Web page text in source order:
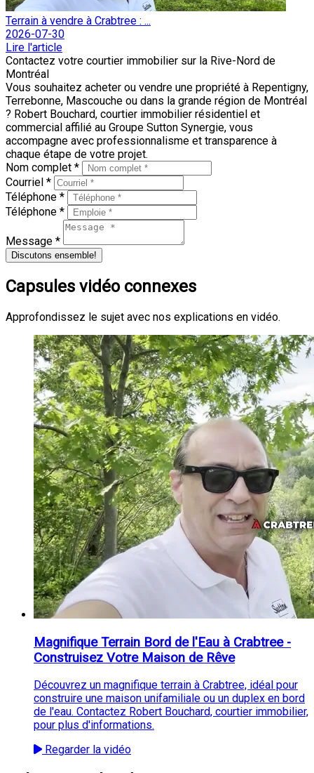
Terrain à vendre à Crabtree : ...
2026-07-30
Lire l'article
Contactez votre courtier immobilier sur la Rive-Nord de
Montréal
Vous souhaitez acheter ou vendre une propriété à Repentigny,
Terrebonne, Mascouche ou dans la grande région de Montréal
? Robert Bouchard, courtier immobilier résidentiel et
commercial affilié au Groupe Sutton Synergie, vous
accompagne avec professionnalisme et transparence à
chaque étape de votre projet.
Nom complet *
Courriel *
Téléphone *
Téléphone *
Message *
Discutons ensemble!
Capsules vidéo connexes
Approfondissez le sujet avec nos explications en vidéo.
Magnifique Terrain Bord de l'Eau à Crabtree -
Construisez Votre Maison de Rêve
Découvrez un magnifique terrain à Crabtree, idéal pour
construire une maison unifamiliale ou un duplex en bord
de l'eau. Contactez Robert Bouchard, courtier immobilier,
pour plus d'informations.
Regarder la vidéo